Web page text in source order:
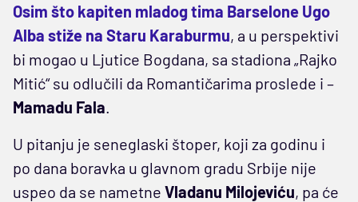
Osim što kapiten mladog tima Barselone Ugo
Alba stiže na Staru Karaburmu, a u perspektivi
bi mogao u Ljutice Bogdana, sa stadiona „Rajko
Mitić“ su odlučili da Romantičarima proslede i –
Mamadu Fala.
U pitanju je seneglaski štoper, koji za godinu i
po dana boravka u glavnom gradu Srbije nije
uspeo da se nametne Vladanu Milojeviću, pa će